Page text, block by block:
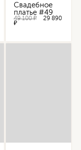
Свадебное
платье #49
49 100 ₽
29 890
₽